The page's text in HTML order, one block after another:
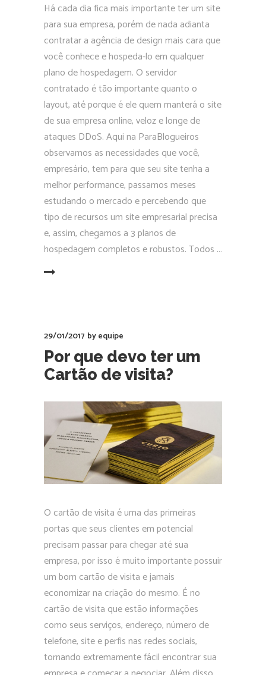
Há cada dia fica mais importante ter um site
para sua empresa, porém de nada adianta
contratar a agência de design mais cara que
você conhece e hospeda-lo em qualquer
plano de hospedagem. O servidor
contratado é tão importante quanto o
layout, até porque é ele quem manterá o site
de sua empresa online, veloz e longe de
ataques DDoS. Aqui na ParaBlogueiros
observamos as necessidades que você,
empresário, tem para que seu site tenha a
melhor performance, passamos meses
estudando o mercado e percebendo que
tipo de recursos um site empresarial precisa
e, assim, chegamos a 3 planos de
hospedagem completos e robustos. Todos
29/01/2017 byequipe
Por que devo ter um
Cartão de visita?
O cartão de visita é uma das primeiras
portas que seus clientes em potencial
precisam passar para chegar até sua
empresa, por isso é muito importante possuir
um bom cartão de visita e jamais
economizar na criação do mesmo. É no
cartão de visita que estão informações
como seus serviços, endereço, número de
telefone, site e perfis nas redes sociais,
tornando extremamente fácil encontrar sua